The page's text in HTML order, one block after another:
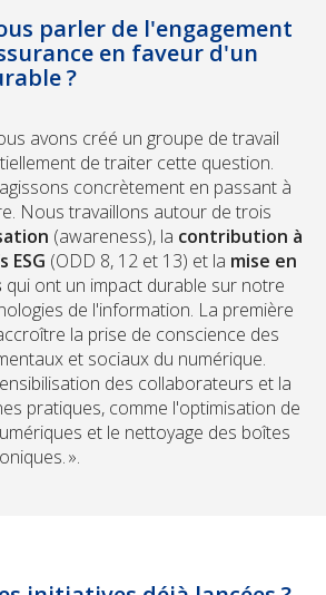
parler de l'engagement
en faveur d'un
?
avons créé un groupe de travail
de traiter cette question.
concrètement en passant à
Nous travaillons autour de trois
(awareness), la contribution à
(ODD 8, 12 et 13) et la mise en
qui ont un impact durable sur notre
de l'information. La première
la prise de conscience des
et sociaux du numérique.
des collaborateurs et la
pratiques, comme l'optimisation de
et le nettoyage des boîtes
».